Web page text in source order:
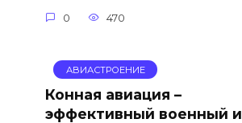
0 470
АВИАСТРОЕНИЕ
Конная авиация –
эффективный военный и